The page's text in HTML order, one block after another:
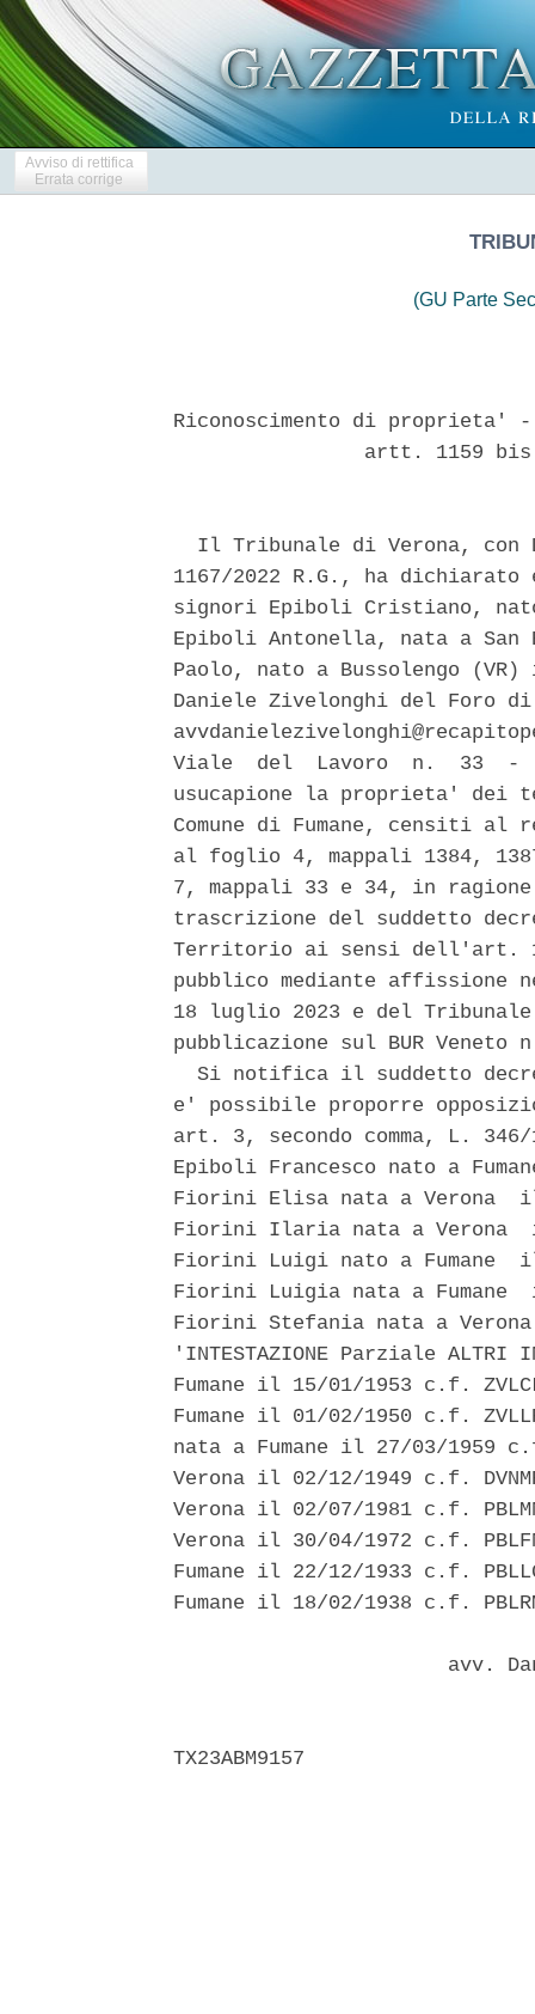
Avviso di rettifica
Errata corrige
(GU Parte
Riconoscimento di proprieta'
artt. 1159
Il Tribunale di Verona, con
1167/2022 R.G., ha
signori Epiboli Cristiano,
Epiboli Antonella, nata a
Paolo, nato a Bussolengo
Daniele Zivelonghi del Foro di
Viale  del  Lavoro  n.  33  -
usucapione la proprieta'
Comune di Fumane, censiti
al foglio 4, mappali 1384,
7, mappali 33 e 34, in
trascrizione del suddetto
Territorio ai sensi dell'art.
pubblico mediante affissione
18 luglio 2023 e del
pubblicazione sul BUR
Si notifica il suddetto
e' possibile proporre
art. 3, secondo comma, L.
Epiboli Francesco nato a
Fiorini Elisa nata a Verona  il
Fiorini Ilaria nata a Verona  il
Fiorini Luigi nato a Fumane  il
Fiorini Luigia nata a Fumane
Fiorini Stefania nata a Verona
'INTESTAZIONE Parziale
Fumane il 15/01/1953 c.f.
Fumane il 01/02/1950 c.f.
nata a Fumane il 27/03/1959 c.f.
Verona il 02/12/1949 c.f.
Verona il 02/07/1981 c.f.
Verona il 30/04/1972 c.f.
Fumane il 22/12/1933 c.f.
Fumane il 18/02/1938 c.f.
avv.